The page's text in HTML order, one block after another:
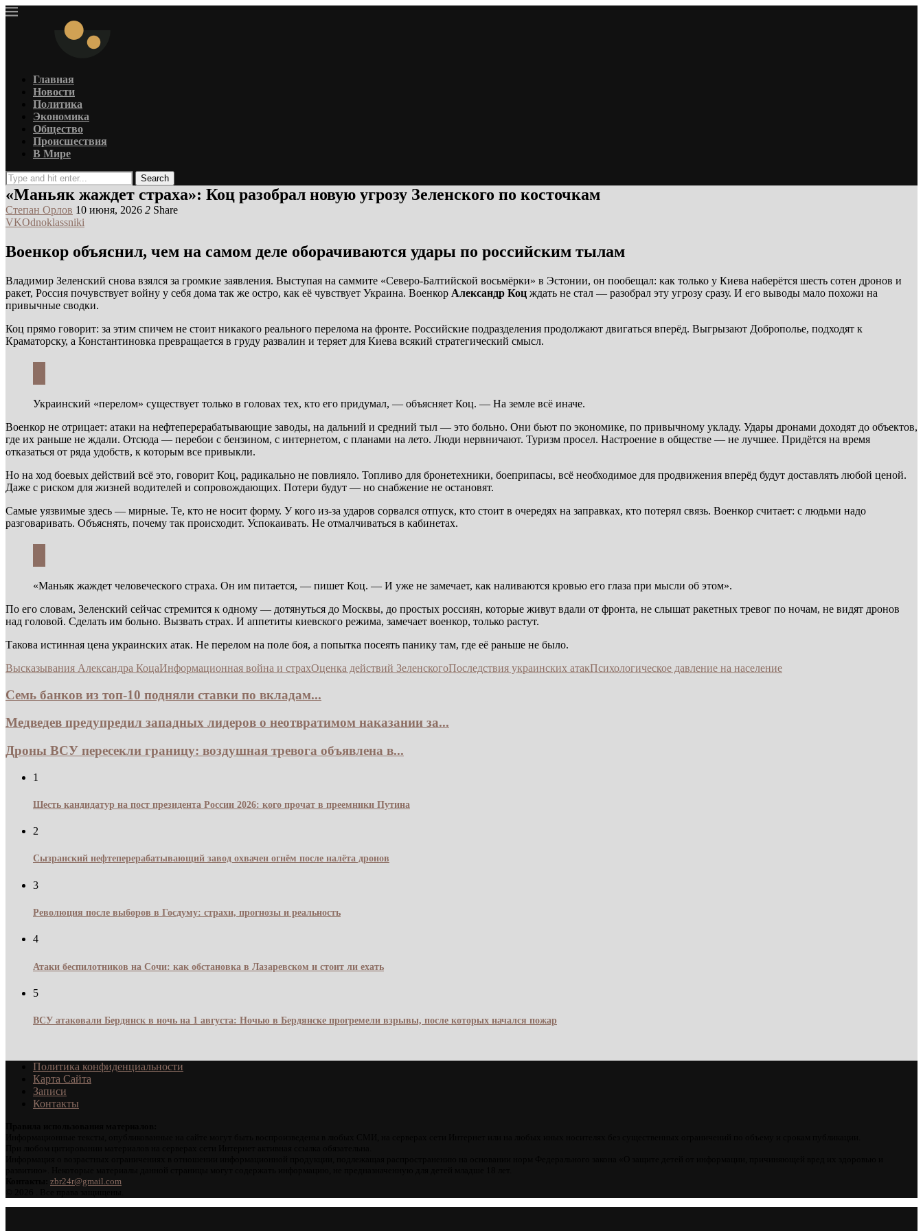
Главная
Новости
Политика
Экономика
Общество
Происшествия
В Мире
Search
«Маньяк жаждет страха»: Коц разобрал новую угрозу Зеленского по косточкам
Степан Орлов 10 июня, 2026 2 Share
VKOdnoklassniki
Военкор объяснил, чем на самом деле оборачиваются удары по российским тылам
Владимир Зеленский снова взялся за громкие заявления. Выступая на саммите «Северо-Балтийской восьмёрки» в Эстонии, он пообещал: как только у Киева наберётся шесть сотен дронов и
ракет, Россия почувствует войну у себя дома так же остро, как её чувствует Украина. Военкор Александр Коц ждать не стал — разобрал эту угрозу сразу. И его выводы мало похожи на
привычные сводки.
Коц прямо говорит: за этим спичем не стоит никакого реального перелома на фронте. Российские подразделения продолжают двигаться вперёд. Выгрызают Доброполье, подходят к
Краматорску, а Константиновка превращается в груду развалин и теряет для Киева всякий стратегический смысл.
Украинский «перелом» существует только в головах тех, кто его придумал, — объясняет Коц. — На земле всё иначе.
Военкор не отрицает: атаки на нефтеперерабатывающие заводы, на дальний и средний тыл — это больно. Они бьют по экономике, по привычному укладу. Удары дронами доходят до объектов,
где их раньше не ждали. Отсюда — перебои с бензином, с интернетом, с планами на лето. Люди нервничают. Туризм просел. Настроение в обществе — не лучшее. Придётся на время
отказаться от ряда удобств, к которым все привыкли.
Но на ход боевых действий всё это, говорит Коц, радикально не повлияло. Топливо для бронетехники, боеприпасы, всё необходимое для продвижения вперёд будут доставлять любой ценой.
Даже с риском для жизней водителей и сопровождающих. Потери будут — но снабжение не остановят.
Самые уязвимые здесь — мирные. Те, кто не носит форму. У кого из-за ударов сорвался отпуск, кто стоит в очередях на заправках, кто потерял связь. Военкор считает: с людьми надо
разговаривать. Объяснять, почему так происходит. Успокаивать. Не отмалчиваться в кабинетах.
«Маньяк жаждет человеческого страха. Он им питается, — пишет Коц. — И уже не замечает, как наливаются кровью его глаза при мысли об этом».
По его словам, Зеленский сейчас стремится к одному — дотянуться до Москвы, до простых россиян, которые живут вдали от фронта, не слышат ракетных тревог по ночам, не видят дронов
над головой. Сделать им больно. Вызвать страх. И аппетиты киевского режима, замечает военкор, только растут.
Такова истинная цена украинских атак. Не перелом на поле боя, а попытка посеять панику там, где её раньше не было.
Высказывания Александра КоцаИнформационная война и страхОценка действий ЗеленскогоПоследствия украинских атакПсихологическое давление на население
Семь банков из топ-10 подняли ставки по вкладам...
Медведев предупредил западных лидеров о неотвратимом наказании за...
Дроны ВСУ пересекли границу: воздушная тревога объявлена в...
1
Шесть кандидатур на пост президента России 2026: кого прочат в преемники Путина
2
Сызранский нефтеперерабатывающий завод охвачен огнём после налёта дронов
3
Революция после выборов в Госдуму: страхи, прогнозы и реальность
4
Атаки беспилотников на Сочи: как обстановка в Лазаревском и стоит ли ехать
5
ВСУ атаковали Бердянск в ночь на 1 августа: Ночью в Бердянске прогремели взрывы, после которых начался пожар
Политика конфиденциальности
Карта Сайта
Записи
Контакты
zbr24r@gmail.com